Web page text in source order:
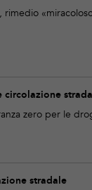
rimedio
circolazione
zero per le
stradale